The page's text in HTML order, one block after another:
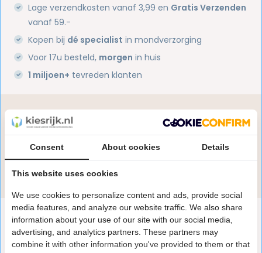
Lage verzendkosten vanaf 3,99 en Gratis Verzenden
vanaf 59.-
Kopen bij dé specialist in mondverzorging
Voor 17u besteld, morgen in huis
1 miljoen+ tevreden klanten
Productomschrijving
Heb je een vraag over dit product?
Onze specialisten helpen je graag! Spreek ons aan
in de chat of stuur een e-mail.
Stuur e-mail
Consent About cookies Details
This website uses cookies
We use cookies to personalize content and ads, provide social
media features, and analyze our website traffic. We also share
information about your use of our site with our social media,
advertising, and analytics partners. These partners may
combine it with other information you've provided to them or that